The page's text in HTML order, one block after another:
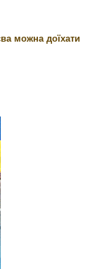
можна доїхати